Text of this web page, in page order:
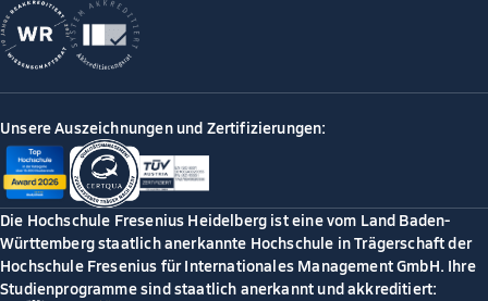
Unsere Auszeichnungen und Zertifizierungen:
Die Hochschule Fresenius Heidelberg ist eine vom Land Baden-
Württemberg staatlich anerkannte Hochschule in Trägerschaft der
Hochschule Fresenius für Internationales Management GmbH. Ihre
Studienprogramme sind staatlich anerkannt und akkreditiert: